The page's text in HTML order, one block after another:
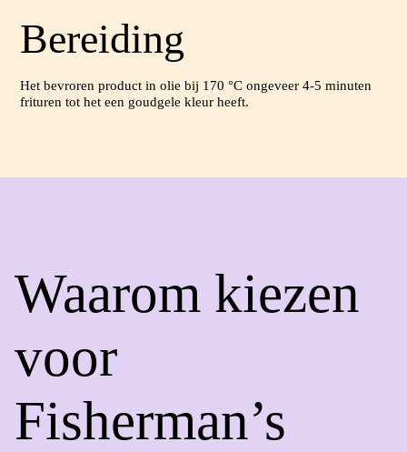
Bereiding
Het bevroren product in olie bij 170 °C ongeveer 4-5 minuten
frituren tot het een goudgele kleur heeft.
Waarom kiezen
voor
Fisherman’s